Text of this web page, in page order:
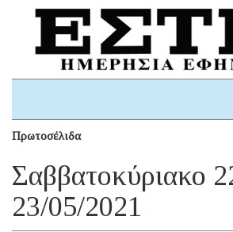
Πρωτοσέλιδα
Σαββατοκύριακο
23/05/2021